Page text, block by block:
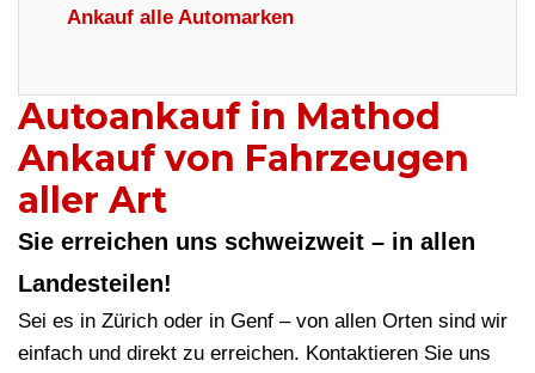
Ankauf alle Automarken
Autoankauf in Mathod
Ankauf von Fahrzeugen
aller Art
Sie erreichen uns schweizweit – in allen
Landesteilen!
Sei es in Zürich oder in Genf – von allen Orten sind wir
einfach und direkt zu erreichen. Kontaktieren Sie uns